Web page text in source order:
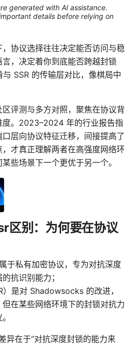
generated with AI assistance.
details before relying on
协议选择往往决定能否访问与稳
，决定着你到底能否跨越封锁
SSR 的传输层对比，像棋局中
评测与多方对照，聚焦在协议背
度。2023–2024 年的行业报告指
层向协议特征迁移，间接提高了
才真正理解两者在高强度网络环
些场景下一个更优于另一个。
区别：为何要在协议
于私有加密协议，专为对抗深度
抗识别能力；
是对 Shadowsocks 的改进，
在某些网络环境下的封锁对抗力
异在于“对抗深度封锁的能力来